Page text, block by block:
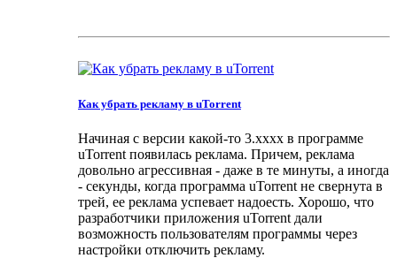
Как убрать рекламу в uTorrent
Начиная с версии какой-то 3.xxxx в программе
uTorrent появилась реклама. Причем, реклама
довольно агрессивная - даже в те минуты, а иногда
- секунды, когда программа uTorrent не свернута в
трей, ее реклама успевает надоесть. Хорошо, что
разработчики приложения uTorrent дали
возможность пользователям программы через
настройки отключить рекламу.